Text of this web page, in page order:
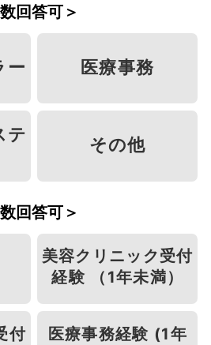
回答可＞
ー 医療事務
テ
その他
回答可＞
美容クリニック受付
経験 （1年未満）
付 医療事務経験 (1年